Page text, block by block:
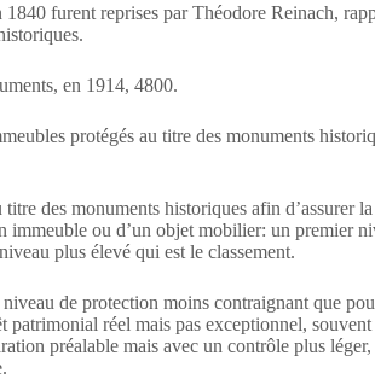
1840 furent reprises par Théodore Reinach,
en 1914, 4800.
protégés au titre des monuments
des monuments historiques afin d’assurer
immeuble ou d’un objet mobilier: un premier
plus élevé qui est le classement.
de protection moins contraignant que
patrimonial réel mais pas exceptionnel,
préalable mais avec un contrôle plus